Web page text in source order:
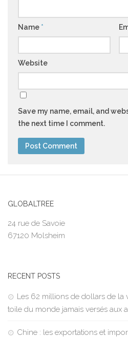
Name *
Website
Save my name, email, and
the next time I comment.
GLOBALTREE
24 rue de Savoie
67120 Molsheim
RECENT POSTS
Les 62 millions de dollars de la
toile du monde jamais versés aux
Chine : les exportations et